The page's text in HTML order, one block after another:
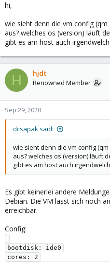
hi,
wie sieht denn die vm config
aus? welches os (version) läuft
gibt es am host auch
H hjdt
Renowned Member
Sep 29, 2020
dcsapak said:
wie sieht denn die vm config
aus? welches os (version) läuft
gibt es am host auch
Es gibt keinerlei andere
Debian. Die VM lässt sich noch
erreichbar.
Config:
bootdisk: ide0
cores: 2